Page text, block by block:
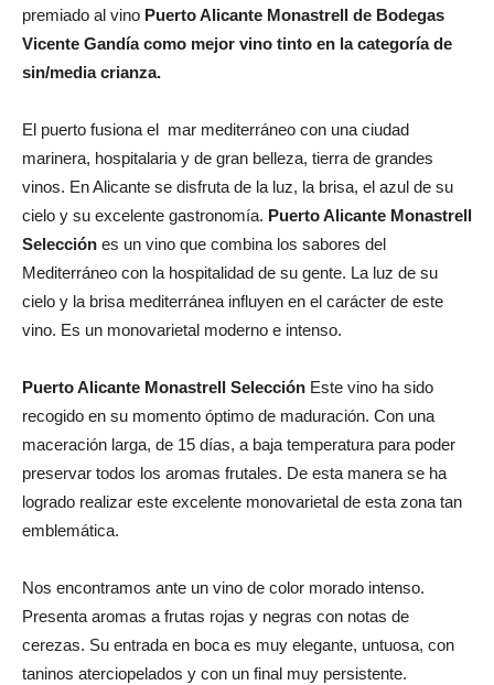
premiado al vino Puerto Alicante Monastrell de Bodegas
Vicente Gandía como mejor vino tinto en la categoría de
sin/media crianza.
El puerto fusiona el mar mediterráneo con una ciudad
marinera, hospitalaria y de gran belleza, tierra de grandes
vinos. En Alicante se disfruta de la luz, la brisa, el azul de su
cielo y su excelente gastronomía. Puerto Alicante Monastrell
Selección es un vino que combina los sabores del
Mediterráneo con la hospitalidad de su gente. La luz de su
cielo y la brisa mediterránea influyen en el carácter de este
vino. Es un monovarietal moderno e intenso.
Puerto Alicante Monastrell Selección Este vino ha sido
recogido en su momento óptimo de maduración. Con una
maceración larga, de 15 días, a baja temperatura para poder
preservar todos los aromas frutales. De esta manera se ha
logrado realizar este excelente monovarietal de esta zona tan
emblemática.
Nos encontramos ante un vino de color morado intenso.
Presenta aromas a frutas rojas y negras con notas de
cerezas. Su entrada en boca es muy elegante, untuosa, con
taninos aterciopelados y con un final muy persistente.